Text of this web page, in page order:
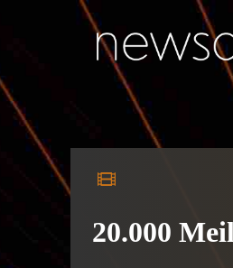
20.000